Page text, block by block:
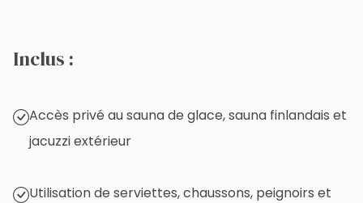
Inclus :
Accès privé au sauna de glace, sauna finlandais et
jacuzzi extérieur
Utilisation de serviettes, chaussons, peignoirs et